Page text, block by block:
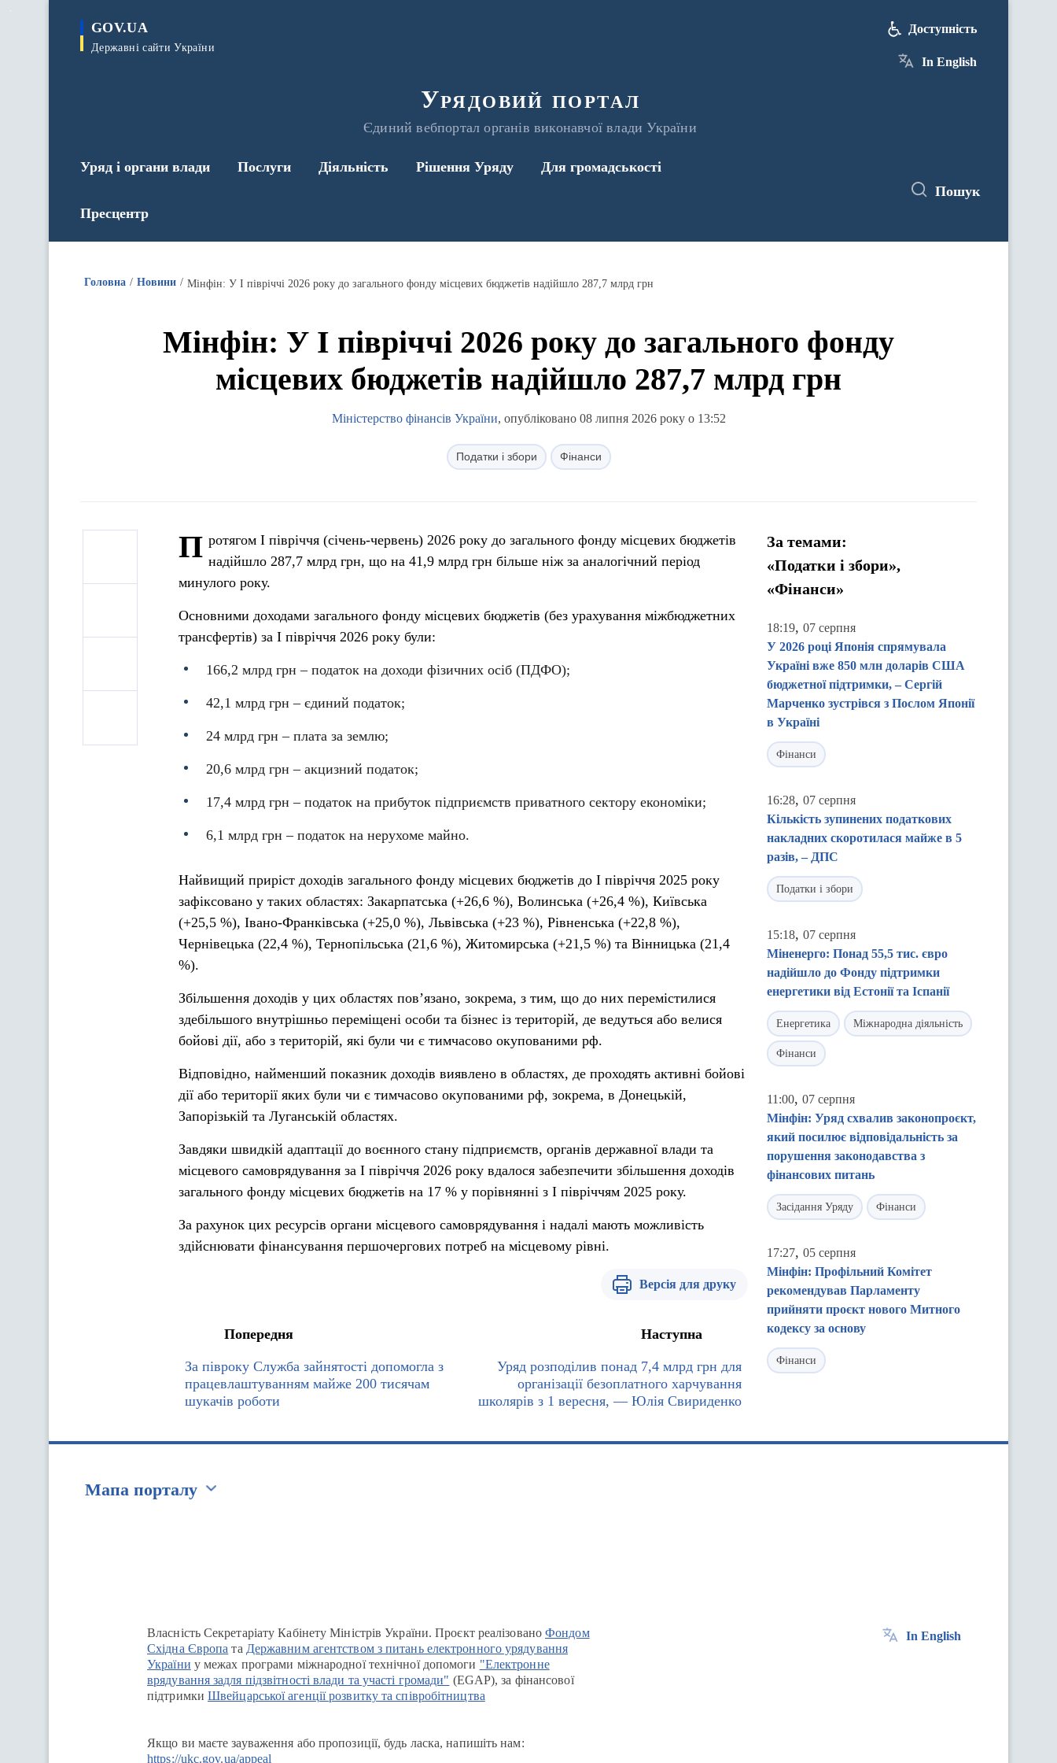
GOV.UA
Державні сайти України
Урядовий портал
Єдиний вебпортал органів виконавчої влади України
Доступність
In English
Уряд і органи влади Послуги Діяльність Рішення Уряду Для громадськості
Пресцентр
Пошук
Головна Новини Мінфін: У I півріччі 2026 року до загального фонду місцевих бюджетів надійшло 287,7 млрд грн
Мінфін: У I півріччі 2026 року до загального фонду
місцевих бюджетів надійшло 287,7 млрд грн
Міністерство фінансів України, опубліковано 08 липня 2026 року о 13:52
Податки і збори Фінанси
П ротягом I півріччя (січень-червень) 2026 року до загального фонду місцевих бюджетів
надійшло 287,7 млрд грн, що на 41,9 млрд грн більше ніж за аналогічний період
минулого року.
Основними доходами загального фонду місцевих бюджетів (без урахування міжбюджетних
трансфертів) за I півріччя 2026 року були:
166,2 млрд грн – податок на доходи фізичних осіб (ПДФО);
42,1 млрд грн – єдиний податок;
24 млрд грн – плата за землю;
20,6 млрд грн – акцизний податок;
17,4 млрд грн – податок на прибуток підприємств приватного сектору економіки;
6,1 млрд грн – податок на нерухоме майно.
Найвищий приріст доходів загального фонду місцевих бюджетів до I півріччя 2025 року
зафіксовано у таких областях: Закарпатська (+26,6 %), Волинська (+26,4 %), Київська
(+25,5 %), Івано-Франківська (+25,0 %), Львівська (+23 %), Рівненська (+22,8 %),
Чернівецька (22,4 %), Тернопільська (21,6 %), Житомирська (+21,5 %) та Вінницька (21,4
%).
Збільшення доходів у цих областях пов’язано, зокрема, з тим, що до них перемістилися
здебільшого внутрішньо переміщені особи та бізнес із територій, де ведуться або велися
бойові дії, або з територій, які були чи є тимчасово окупованими рф.
Відповідно, найменший показник доходів виявлено в областях, де проходять активні бойові
дії або території яких були чи є тимчасово окупованими рф, зокрема, в Донецькій,
Запорізькій та Луганській областях.
Завдяки швидкій адаптації до воєнного стану підприємств, органів державної влади та
місцевого самоврядування за I півріччя 2026 року вдалося забезпечити збільшення доходів
загального фонду місцевих бюджетів на 17 % у порівнянні з I півріччям 2025 року.
За рахунок цих ресурсів органи місцевого самоврядування і надалі мають можливість
здійснювати фінансування першочергових потреб на місцевому рівні.
Версія для друку
Попередня
За півроку Служба зайнятості допомогла з
працевлаштуванням майже 200 тисячам
шукачів роботи
Наступна
Уряд розподілив понад 7,4 млрд грн для
організації безоплатного харчування
школярів з 1 вересня, — Юлія Свириденко
За темами:
«Податки і збори»,
«Фінанси»
18:19, 07 серпня
У 2026 році Японія спрямувала
Україні вже 850 млн доларів США
бюджетної підтримки, – Сергій
Марченко зустрівся з Послом Японії
в Україні
Фінанси
16:28, 07 серпня
Кількість зупинених податкових
накладних скоротилася майже в 5
разів, – ДПС
Податки і збори
15:18, 07 серпня
Міненерго: Понад 55,5 тис. євро
надійшло до Фонду підтримки
енергетики від Естонії та Іспанії
Енергетика Міжнародна діяльність
Фінанси
11:00, 07 серпня
Мінфін: Уряд схвалив законопроєкт,
який посилює відповідальність за
порушення законодавства з
фінансових питань
Засідання Уряду Фінанси
17:27, 05 серпня
Мінфін: Профільний Комітет
рекомендував Парламенту
прийняти проєкт нового Митного
кодексу за основу
Фінанси
Мапа порталу
Власність Секретаріату Кабінету Міністрів України. Проєкт реалізованоФондом
Східна Європа та Державним агентством з питань електронного урядування
України у межах програми міжнародної технічної допомоги "Електронне
врядування задля підзвітності влади та участі громади" (EGAP), за фінансової
підтримки Швейцарської агенції розвитку та співробітництва
Якщо ви маєте зауваження або пропозиції, будь ласка, напишіть нам:
https://ukc.gov.ua/appeal
In English